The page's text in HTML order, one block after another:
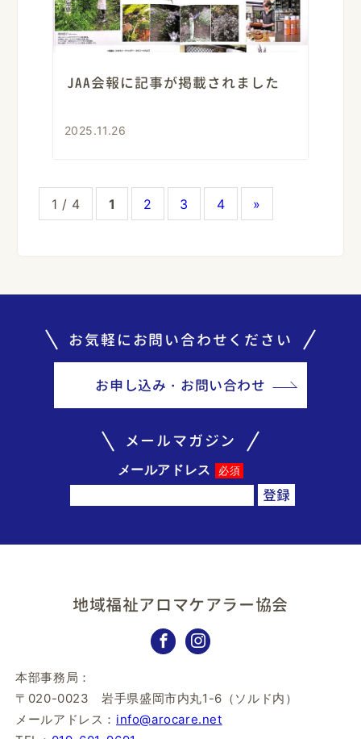
JAA会報に記事が掲載されました
2025.11.26
1 / 4 1 2 3 4 »
お気軽にお問い合わせください
お申し込み・お問い合わせ
メールマガジン
メールアドレス 必須
地域福祉アロマケアラー協会
本部事務局：
〒020-0023 岩手県盛岡市内丸1-6（ソルド内）
メールアドレス： info@arocare.net